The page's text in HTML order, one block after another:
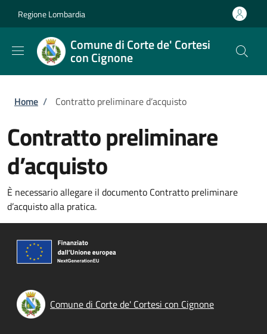
Regione Lombardia
Comune di Corte de' Cortesi
con Cignone
Briciole di pane
Home / Contratto preliminare d’acquisto
Contratto preliminare
d’acquisto
È necessario allegare il documento Contratto preliminare
d’acquisto alla pratica.
Comune di Corte de' Cortesi con Cignone